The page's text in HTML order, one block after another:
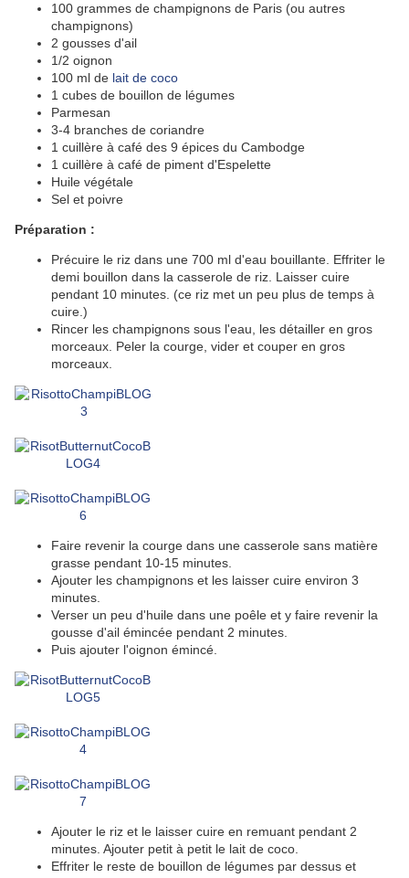
100 grammes de champignons de Paris (ou autres
champignons)
2 gousses d'ail
1/2 oignon
100 ml de lait de coco
1 cubes de bouillon de légumes
Parmesan
3-4 branches de coriandre
1 cuillère à café des 9 épices du Cambodge
1 cuillère à café de piment d'Espelette
Huile végétale
Sel et poivre
Préparation :
Précuire le riz dans une 700 ml d'eau bouillante. Effriter le
demi bouillon dans la casserole de riz. Laisser cuire
pendant 10 minutes. (ce riz met un peu plus de temps à
cuire.)
Rincer les champignons sous l'eau, les détailler en gros
morceaux. Peler la courge, vider et couper en gros
morceaux.
Faire revenir la courge dans une casserole sans matière
grasse pendant 10-15 minutes.
Ajouter les champignons et les laisser cuire environ 3
minutes.
Verser un peu d'huile dans une poêle et y faire revenir la
gousse d'ail émincée pendant 2 minutes.
Puis ajouter l'oignon émincé.
Ajouter le riz et le laisser cuire en remuant pendant 2
minutes. Ajouter petit à petit le lait de coco.
Effriter le reste de bouillon de légumes par dessus et